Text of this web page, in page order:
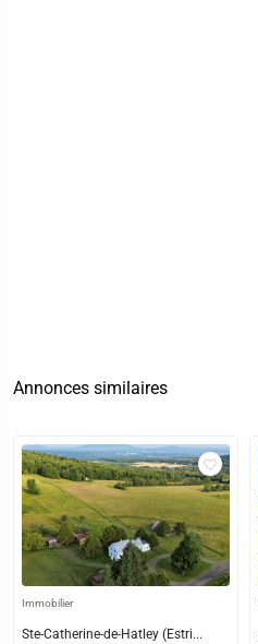
Annonces similaires
Immobilier
Ste-Catherine-de-Hatley (Estri...